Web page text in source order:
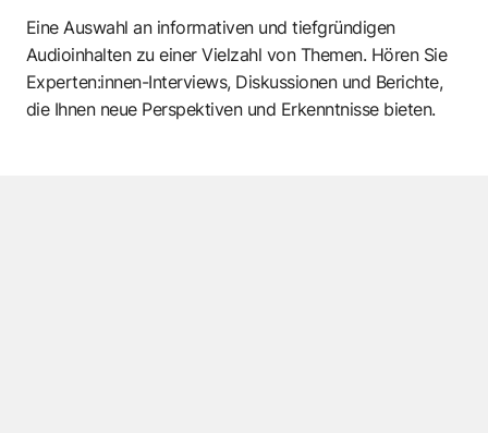
Eine Auswahl an informativen und tiefgründigen
Audioinhalten zu einer Vielzahl von Themen. Hören Sie
Experten:innen-Interviews, Diskussionen und Berichte,
die Ihnen neue Perspektiven und Erkenntnisse bieten.